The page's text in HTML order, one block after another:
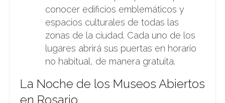
conocer edificios emblemáticos y
espacios culturales de todas las
zonas de la ciudad. Cada uno de los
lugares abrirá sus puertas en horario
no habitual, de manera gratuita.
La Noche de los Museos Abiertos
en Rosario